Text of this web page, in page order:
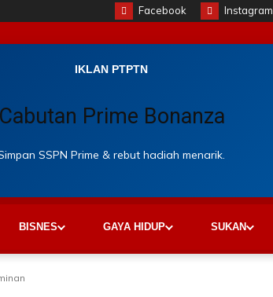
Facebook Instagram
IKLAN PTPTN
Cabutan Prime Bonanza
SSPN Prime & rebut hadiah menarik.
BISNES GAYA HIDUP SUKAN